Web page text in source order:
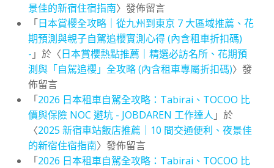
景佳的新宿住宿指南〉發佈留言
「日本賞櫻全攻略｜從九州到東京 7 大區域推薦、花
期預測與親子自駕追櫻實測心得 (內含租車折扣碼)
- 」於〈日本賞櫻熱點推薦｜精選必訪名所、花期預
測與「自駕追櫻」全攻略 (內含租車專屬折扣碼)〉發
佈留言
「2026 日本租車自駕全攻略：Tabirai、TOCOO 比
價與保險 NOC 避坑 - JOBDAREN 工作達人 」於
〈2025 新宿車站飯店推薦｜10 間交通便利、夜景佳
的新宿住宿指南〉發佈留言
「2026 日本租車自駕全攻略：Tabirai、TOCOO 比